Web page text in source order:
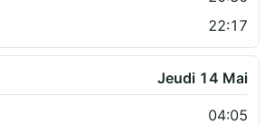
22:17
Jeudi 14 Mai
04:05